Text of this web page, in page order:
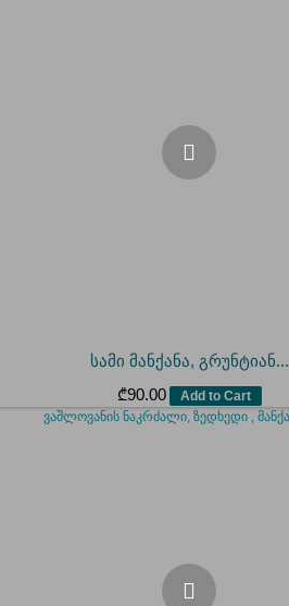
სამი მანქანა, გრუნტიან...
₾90.00 Add to Cart